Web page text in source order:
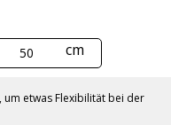
cm
um etwas Flexibilität bei der